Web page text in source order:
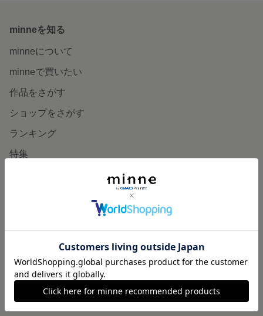
minneを知る
minneについて
minneで買いたい
作品をさがす
ショップをさがす
ランキング
特集
ヴィンテージ販売
ダウンロード販売
minne PLUS
minne LAB